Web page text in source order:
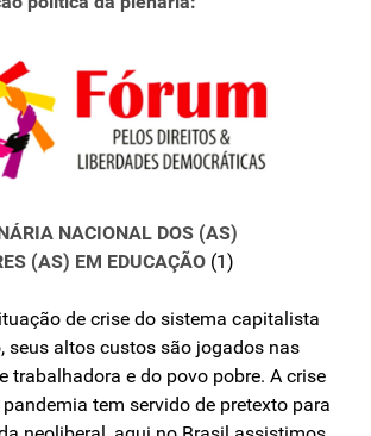
NACIONAL DOS (AS)
(AS) EM EDUCAÇÃO (1)
de crise do sistema capitalista
seus altos custos são jogados nas
trabalhadora e do povo pobre. A crise
tem servido de pretexto para